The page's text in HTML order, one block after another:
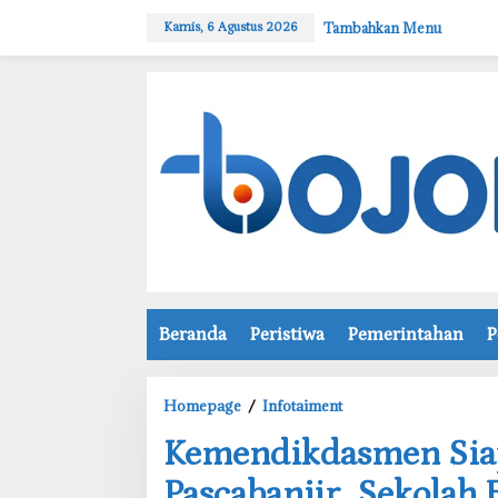
w
Kamis, 6 Agustus 2026 Tambahkan Menu
Beranda Peristiwa Pemerintahan
Homepage / Infotaiment
e
‎Kemendikdasmen